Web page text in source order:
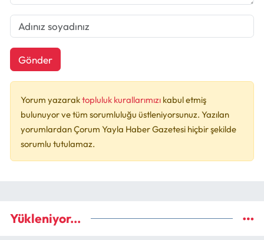
Gönder
Yorum yazaraktopluluk kurallarımızı kabul etmiş
bulunuyor ve tüm sorumluluğu üstleniyorsunuz. Yazılan
yorumlardan Çorum Yayla Haber Gazetesi hiçbir şekilde
sorumlu tutulamaz.
Yükleniyor...